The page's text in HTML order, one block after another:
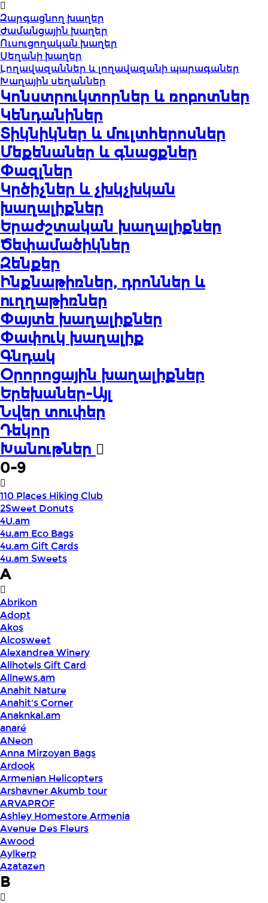
Զարգացնող խաղեր
Ժամանցային խաղեր
Ուսուցողական խաղեր
Սեղանի խաղեր
Լողավազաններ և լողավազանի պարագաներ
Խաղային սեղաններ
Կոնստրուկտորներ և ռոբոտներ
Կենդանիներ
Տիկնիկներ և մուլտհերոսներ
Մեքենաներ և գնացքներ
Փազլներ
Կրծիչներ և չխկչխկան
խաղալիքներ
Երաժշտական խաղալիքներ
Ծեփամածիկներ
Զենքեր
Ինքնաթիռներ, դրոններ և
ուղղաթիռներ
Փայտե խաղալիքներ
Փափուկ խաղալիք
Գնդակ
Օրորոցային խաղալիքներ
Երեխաներ-Այլ
Նվեր տուփեր
Դեկոր
Խանութներ
0-9
110 Places Hiking Club
2Sweet Donuts
4U.am
4u.am Eco Bags
4u.am Gift Cards
4u.am Sweets
A
Abrikon
Adopt
Akos
Alcosweet
Alexandrea Winery
Allhotels Gift Card
Allnews.am
Anahit Nature
Anahit's Corner
Anaknkal.am
anaré
ANeon
Anna Mirzoyan Bags
Ardook
Armenian Helicopters
Arshavner Akumb tour
ARVAPROF
Ashley Homestore Armenia
Avenue Des Fleurs
Awood
Aylkerp
Azatazen
B